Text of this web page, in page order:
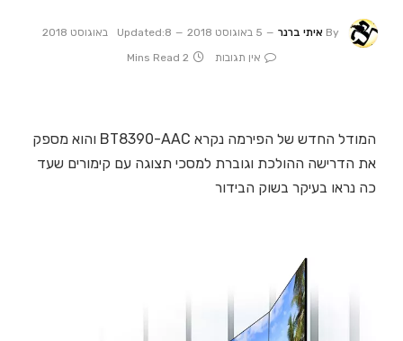
By איתי ברנר 5 באוגוסט 2018 Updated:8 באוגוסט 2018
אין תגובות
2 Mins Read
המודל החדש של הפירמה נקרא BT8390-AAC והוא מספק
את הדרישה ההולכת וגוברת למסכי תצוגה עם קימורים שעד
כה נראו בעיקר בשוק הבידור